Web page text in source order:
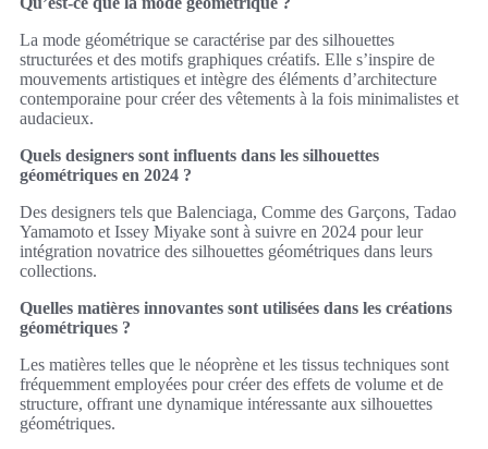
La mode géométrique se caractérise par des silhouettes
structurées et des motifs graphiques créatifs. Elle s’inspire de
mouvements artistiques et intègre des éléments d’architecture
contemporaine pour créer des vêtements à la fois minimalistes et
audacieux.
Quels designers sont influents dans les silhouettes
géométriques en 2024 ?
Des designers tels que Balenciaga, Comme des Garçons, Tadao
Yamamoto et Issey Miyake sont à suivre en 2024 pour leur
intégration novatrice des silhouettes géométriques dans leurs
collections.
Quelles matières innovantes sont utilisées dans les créations
géométriques ?
Les matières telles que le néoprène et les tissus techniques sont
fréquemment employées pour créer des effets de volume et de
structure, offrant une dynamique intéressante aux silhouettes
géométriques.